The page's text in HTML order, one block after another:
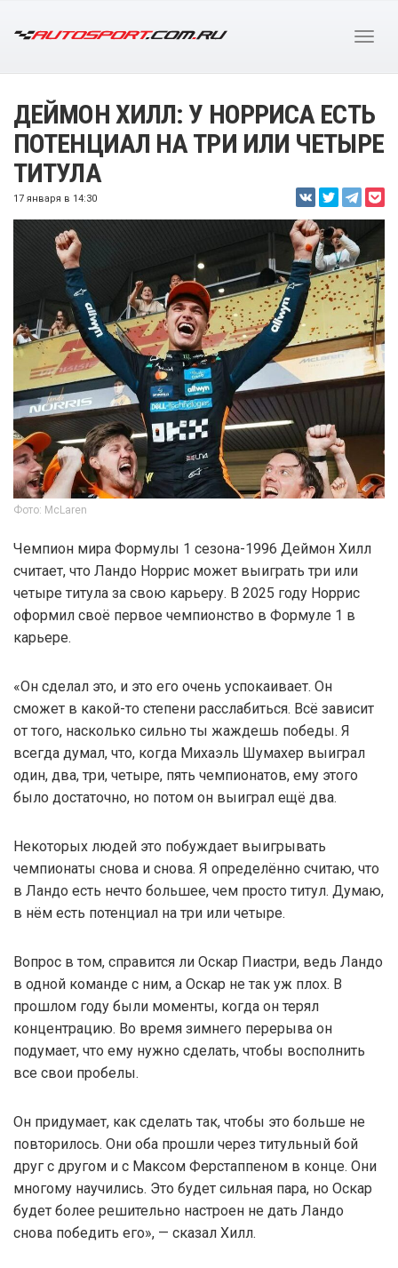
ДЕЙМОН ХИЛЛ: У НОРРИСА ЕСТЬ
ПОТЕНЦИАЛ НА ТРИ ИЛИ ЧЕТЫРЕ
ТИТУЛА
17 января в 14:30
Фото: McLaren
Чемпион мира Формулы 1 сезона-1996 Деймон Хилл
считает, что Ландо Норрис может выиграть три или
четыре титула за свою карьеру. В 2025 году Норрис
оформил своё первое чемпионство в Формуле 1 в
карьере.
«Он сделал это, и это его очень успокаивает. Он
сможет в какой-то степени расслабиться. Всё зависит
от того, насколько сильно ты жаждешь победы. Я
всегда думал, что, когда Михаэль Шумахер выиграл
один, два, три, четыре, пять чемпионатов, ему этого
было достаточно, но потом он выиграл ещё два.
Некоторых людей это побуждает выигрывать
чемпионаты снова и снова. Я определённо считаю, что
в Ландо есть нечто большее, чем просто титул. Думаю,
в нём есть потенциал на три или четыре.
Вопрос в том, справится ли Оскар Пиастри, ведь Ландо
в одной команде с ним, а Оскар не так уж плох. В
прошлом году были моменты, когда он терял
концентрацию. Во время зимнего перерыва он
подумает, что ему нужно сделать, чтобы восполнить
все свои пробелы.
Он придумает, как сделать так, чтобы это больше не
повторилось. Они оба прошли через титульный бой
друг с другом и с Максом Ферстаппеном в конце. Они
многому научились. Это будет сильная пара, но Оскар
будет более решительно настроен не дать Ландо
снова победить его», — сказал Хилл.